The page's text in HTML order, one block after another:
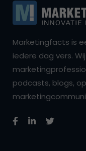
Marketingfacts is
iedere dag vers.
podcasts, blogs,